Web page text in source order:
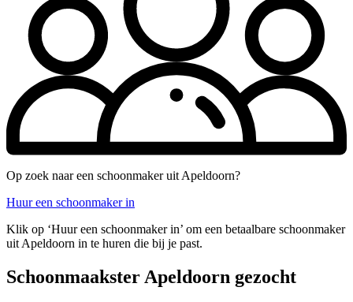
Op zoek naar een schoonmaker uit Apeldoorn?
Huur een schoonmaker in
Klik op ‘Huur een schoonmaker in’ om een betaalbare schoonmaker
uit Apeldoorn in te huren die bij je past.
Schoonmaakster Apeldoorn gezocht